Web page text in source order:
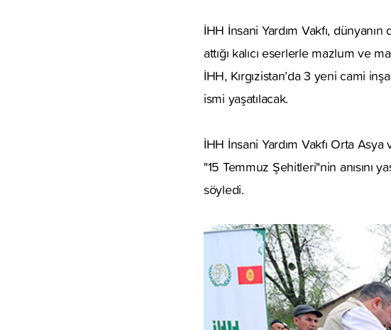
İHH İnsani Yardım Vakfı, dünyanın
attığı kalıcı eserlerle mazlum ve
İHH, Kırgızistan’da 3 yeni cami
ismi yaşatılacak.
İHH İnsani Yardım Vakfı Orta
"15 Temmuz Şehitleri"nin anısını
söyledi.